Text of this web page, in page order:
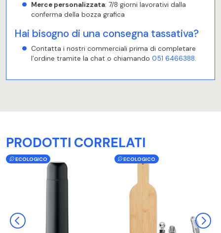
Merce personalizzata: 7/8 giorni lavorativi dalla
conferma della bozza grafica
Hai bisogno di una consegna tassativa?
Contatta i nostri commerciali prima di completare
l’ordine tramite la chat o chiamando 051 6466388.
PRODOTTI CORRELATI
ECOLOGICO ECOLOGICO